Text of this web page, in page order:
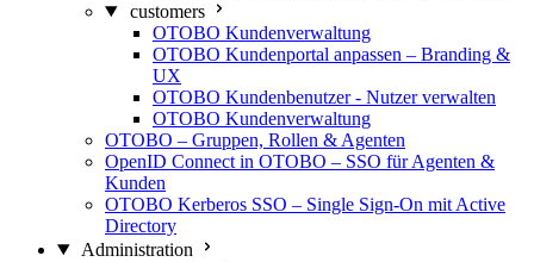
customers
OTOBO Kundenverwaltung
OTOBO Kundenportal anpassen – Branding &
UX
OTOBO Kundenbenutzer - Nutzer verwalten
OTOBO Kundenverwaltung
OTOBO – Gruppen, Rollen & Agenten
OpenID Connect in OTOBO – SSO für Agenten &
Kunden
OTOBO Kerberos SSO – Single Sign-On mit Active
Directory
Administration